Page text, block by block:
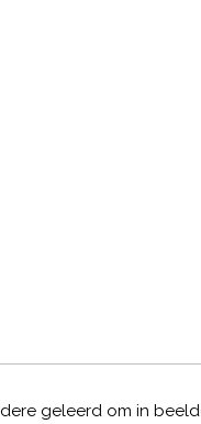
geleerd om in